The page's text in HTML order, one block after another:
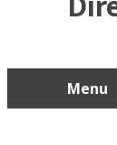
Menu